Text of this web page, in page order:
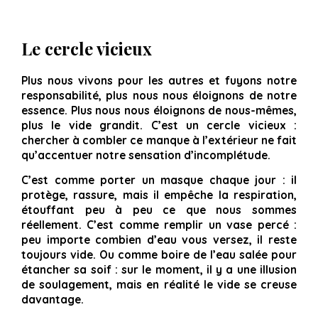
Le cercle vicieux
Plus nous vivons pour les autres et fuyons notre
responsabilité, plus nous nous éloignons de notre
essence. Plus nous nous éloignons de nous-mêmes,
plus le vide grandit. C’est un cercle vicieux :
chercher à combler ce manque à l’extérieur ne fait
qu’accentuer notre sensation d’incomplétude.
C’est comme porter un masque chaque jour : il
protège, rassure, mais il empêche la respiration,
étouffant peu à peu ce que nous sommes
réellement. C’est comme remplir un vase percé :
peu importe combien d’eau vous versez, il reste
toujours vide. Ou comme boire de l’eau salée pour
étancher sa soif : sur le moment, il y a une illusion
de soulagement, mais en réalité le vide se creuse
davantage.